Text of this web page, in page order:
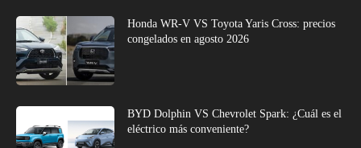
Honda WR-V VS Toyota Yaris Cross: precios
congelados en agosto 2026
BYD Dolphin VS Chevrolet Spark: ¿Cuál es el
eléctrico más conveniente?